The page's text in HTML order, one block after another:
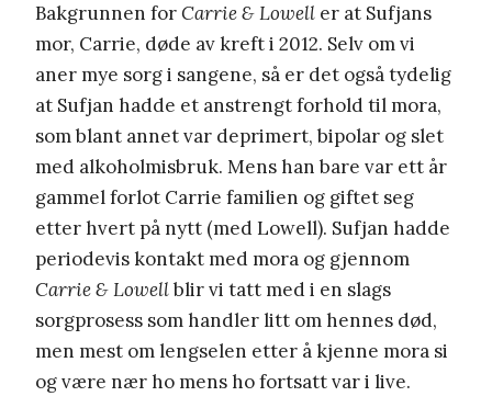
Bakgrunnen forCarrie & Lowell er at Sufjans
mor, Carrie, døde av kreft i 2012. Selv om vi
aner mye sorg i sangene, så er det også tydelig
at Sufjan hadde et anstrengt forhold til mora,
som blant annet var deprimert, bipolar og slet
med alkoholmisbruk. Mens han bare var ett år
gammel forlot Carrie familien og giftet seg
etter hvert på nytt (med Lowell). Sufjan hadde
periodevis kontakt med mora og gjennom
Carrie & Lowellblir vi tatt med i en slags
sorgprosess som handler litt om hennes død,
men mest om lengselen etter å kjenne mora si
og være nær ho mens ho fortsatt var i live.